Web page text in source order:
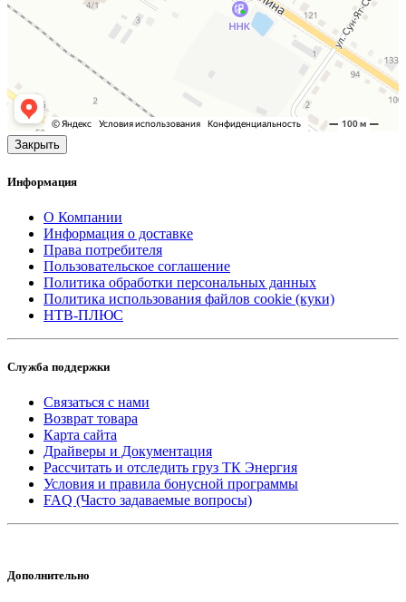
Закрыть
Информация
О Компании
Информация о доставке
Права потребителя
Пользовательское соглашение
Политика обработки персональных данных
Политика использования файлов cookie (куки)
НТВ-ПЛЮС
Служба поддержки
Связаться с нами
Возврат товара
Карта сайта
Драйверы и Документация
Рассчитать и отследить груз ТК Энергия
Условия и правила бонусной программы
FAQ (Часто задаваемые вопросы)
Дополнительно